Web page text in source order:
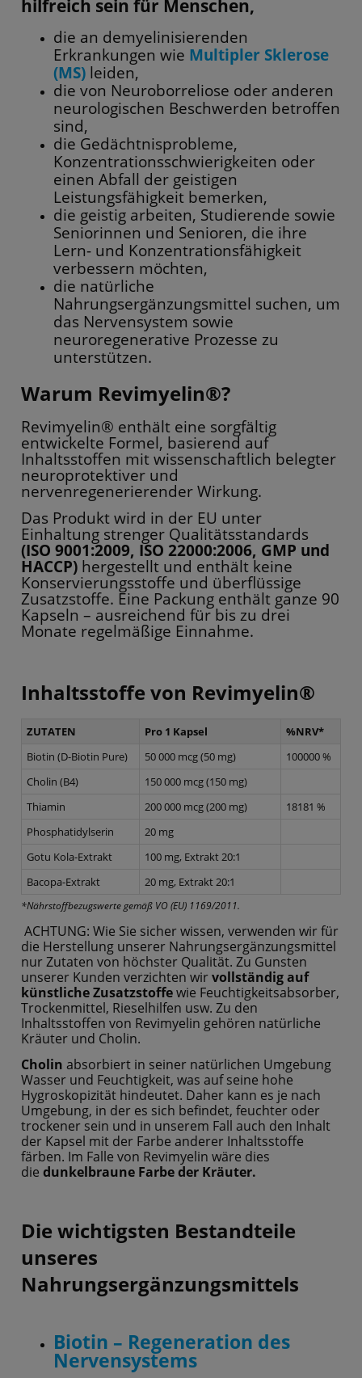
hilfreich sein für Menschen,
die an demyelinisierenden
Erkrankungen wie Multipler Sklerose
(MS) leiden,
die von Neuroborreliose oder anderen
neurologischen Beschwerden betroffen
sind,
die Gedächtnisprobleme,
Konzentrationsschwierigkeiten oder
einen Abfall der geistigen
Leistungsfähigkeit bemerken,
die geistig arbeiten, Studierende sowie
Seniorinnen und Senioren, die ihre
Lern- und Konzentrationsfähigkeit
verbessern möchten,
die natürliche
Nahrungsergänzungsmittel suchen, um
das Nervensystem sowie
neuroregenerative Prozesse zu
unterstützen.
Warum Revimyelin®?
Revimyelin® enthält eine sorgfältig
entwickelte Formel, basierend auf
Inhaltsstoffen mit wissenschaftlich belegter
neuroprotektiver und
nervenregenerierender Wirkung.
Das Produkt wird in der EU unter
Einhaltung strenger Qualitätsstandards
(ISO 9001:2009, ISO 22000:2006, GMP und
HACCP) hergestellt und enthält keine
Konservierungsstoffe und überflüssige
Zusatzstoffe. Eine Packung enthält ganze 90
Kapseln – ausreichend für bis zu drei
Monate regelmäßige Einnahme.
Inhaltsstoffe von Revimyelin®
ZUTATEN Pro 1 Kapsel
%NRV*
Biotin (D-Biotin Pure)
50 000 mcg (50 mg)
100000 %
Cholin (B4)
150 000 mcg (150 mg)
Thiamin
200 000 mcg (200 mg)
18181 %
Phosphatidylserin
20 mg
Gotu Kola-Extrakt
100 mg, Extrakt 20:1
Bacopa-Extrakt
20 mg, Extrakt 20:1
*Nährstoffbezugswerte gemäß VO (EU) 1169/2011.
ACHTUNG: Wie Sie sicher wissen, verwenden wir für
die Herstellung unserer Nahrungsergänzungsmittel
nur Zutaten von höchster Qualität. Zu Gunsten
unserer Kunden verzichten wirvollständig auf
künstliche Zusatzstoffewie Feuchtigkeitsabsorber,
Trockenmittel, Rieselhilfen usw. Zu den
Inhaltsstoffen von Revimyelin gehören natürliche
Kräuter und Cholin.
Cholin absorbiert in seiner natürlichen Umgebung
Wasser und Feuchtigkeit, was auf seine hohe
Hygroskopizität hindeutet. Daher kann es je nach
Umgebung, in der es sich befindet, feuchter oder
trockener sein und in unserem Fall auch den Inhalt
der Kapsel mit der Farbe anderer Inhaltsstoffe
färben. Im Falle von Revimyelin wäre dies
die dunkelbraune Farbe der Kräuter.
Die wichtigsten Bestandteile
unseres
Nahrungsergänzungsmittels
Biotin – Regeneration des
Nervensystems